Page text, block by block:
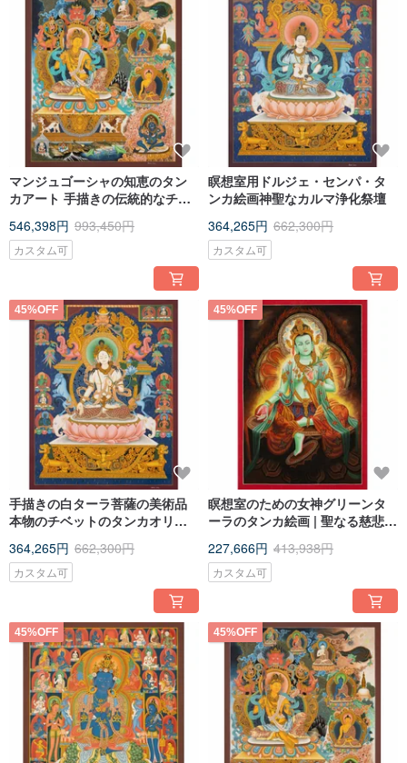
マンジュゴーシャの知恵のタン
カアート 手描きの伝統的なチベ
546,398円 993,450円
カスタム可
瞑想室用ドルジェ・センパ・タ
ンカ絵画神聖なカルマ浄化祭壇
364,265円 662,300円
カスタム可
45%OFF
手描きの白ターラ菩薩の美術品
本物のチベットのタンカオリジ
364,265円 662,300円
カスタム可
45%OFF
瞑想室のための女神グリーンタ
ーラのタンカ絵画 | 聖なる慈悲ア
227,666円 413,938円
カスタム可
45%OFF 45%OFF